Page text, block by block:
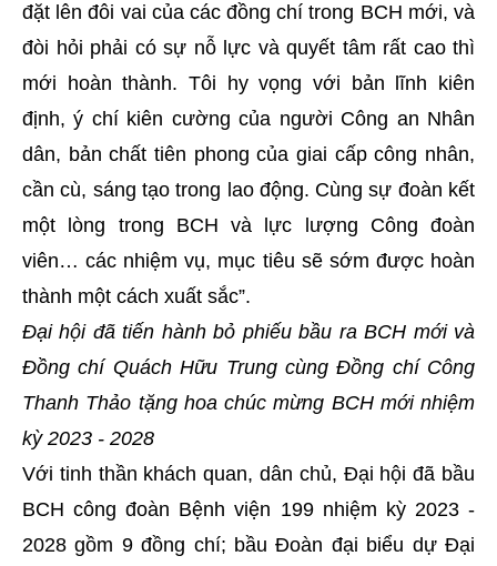
đặt lên đôi vai của các đồng chí trong BCH mới, và
đòi hỏi phải có sự nỗ lực và quyết tâm rất cao thì
mới hoàn thành. Tôi hy vọngvới bản lĩnh kiên
định, ý chí kiên cường của người Công an Nhân
dân, bản chất tiên phong của giai cấp công nhân,
cần cù, sáng tạo trong lao động. Cùng sự đoàn kết
một lòng trong BCH và lực lượng Công đoàn
viên… các nhiệm vụ, mục tiêu sẽ sớm được hoàn
thành một cách xuất sắc”.
Đại hội đã tiến hành bỏ phiếu bầu ra BCH mới và
Đồng chí Quách Hữu Trung cùng Đồng chí Công
Thanh Thảo tặng hoa chúc mừng BCH mới nhiệm
kỳ 2023 - 2028
Với tinh thần khách quan, dân chủ, Đại hội đã bầu
BCH công đoàn Bệnh viện 199 nhiệm kỳ 2023 -
2028 gồm 9 đồng chí; bầu Đoàn đại biểu dự Đại